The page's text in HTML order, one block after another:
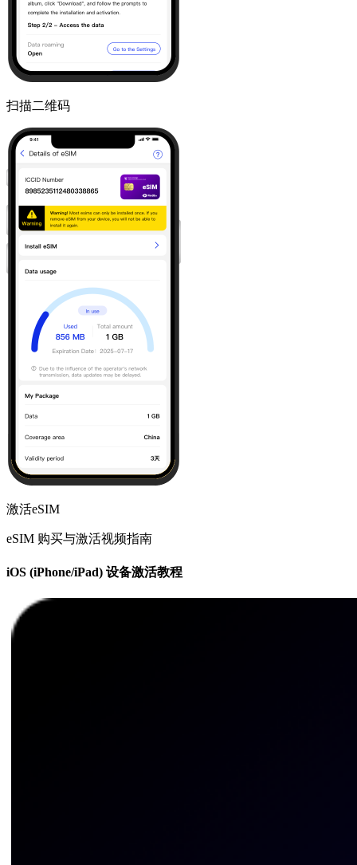
扫描二维码
激活eSIM
eSIM 购买与激活视频指南
iOS (iPhone/iPad) 设备激活教程